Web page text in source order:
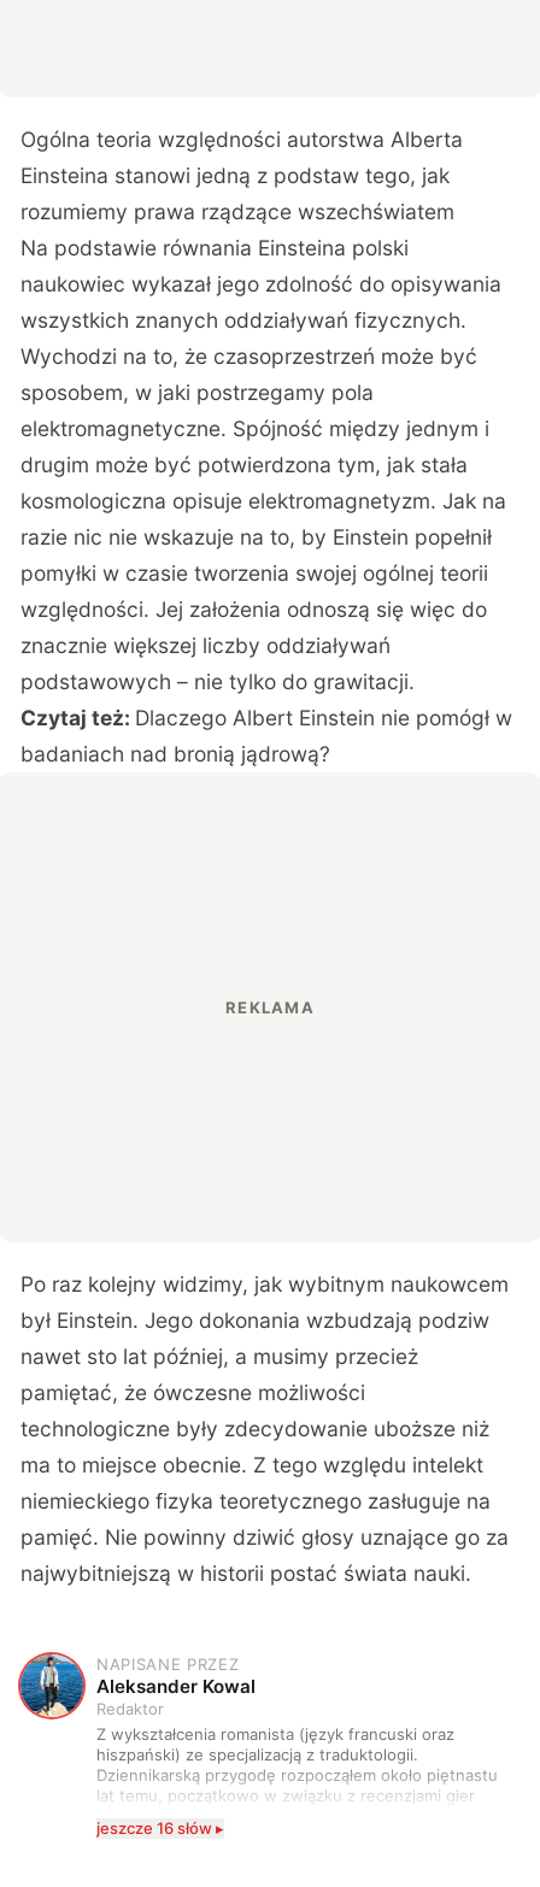
Ogólna teoria względności autorstwa Alberta
Einsteina stanowi jedną z podstaw tego, jak
rozumiemy prawa rządzące wszechświatem
Na podstawie równania Einsteina polski
naukowiec wykazał jego zdolność do opisywania
wszystkich znanych oddziaływań fizycznych.
Wychodzi na to, że czasoprzestrzeń może być
sposobem, w jaki postrzegamy pola
elektromagnetyczne. Spójność między jednym i
drugim może być potwierdzona tym, jak stała
kosmologiczna opisuje elektromagnetyzm. Jak na
razie nic nie wskazuje na to, by Einstein popełnił
pomyłki w czasie tworzenia swojej ogólnej teorii
względności. Jej założenia odnoszą się więc do
znacznie większej liczby oddziaływań
podstawowych – nie tylko do grawitacji.
Czytaj też: Dlaczego Albert Einstein nie pomógł w
badaniach nad bronią jądrową?
Po raz kolejny widzimy, jak wybitnym naukowcem
był Einstein. Jego dokonania wzbudzają podziw
nawet sto lat później, a musimy przecież
pamiętać, że ówczesne możliwości
technologiczne były zdecydowanie uboższe niż
ma to miejsce obecnie. Z tego względu intelekt
niemieckiego fizyka teoretycznego zasługuje na
pamięć. Nie powinny dziwić głosy uznające go za
najwybitniejszą w historii postać świata nauki.
A
NAPISANE PRZEZ
Aleksander Kowal
Redaktor
Z wykształcenia romanista (język francuski oraz
hiszpański) ze specjalizacją z traduktologii.
Dziennikarską przygodę rozpocząłem około piętnastu
lat temu, początkowo w związku z recenzjami gier
komputerowych i filmów. Obecnie publikuję
zdecydowanie częściej na tematy związane z nauką
jeszcze 16 słów ▸